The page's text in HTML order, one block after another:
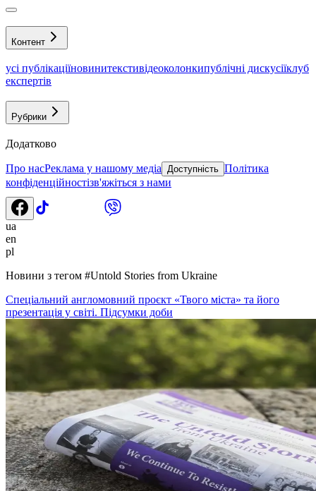
Контент
усі публікаціїновинитекстивідеоколонкипублічні дискусіїклуб
експертів
Рубрики
Додатково
Про насРеклама у нашому медіа Доступність Політика
конфіденційностізв'яжіться з нами
ua
en
pl
Новини з тегом #Untold Stories from Ukraine
Спеціальний англомовний проєкт «Твого міста» та його
презентація у світі. Підсумки доби